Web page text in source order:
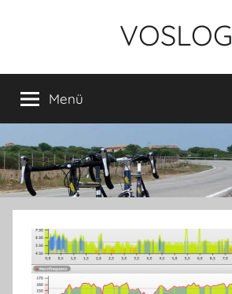
VOSLOG
Menü